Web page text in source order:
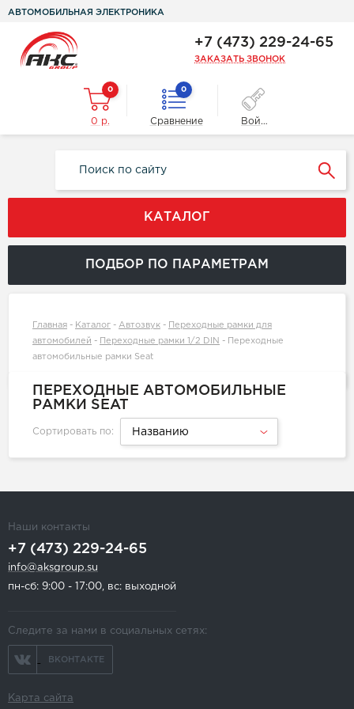
АВТОМОБИЛЬНАЯ ЭЛЕКТРОНИКА
+7 (473) 229-24-65
ЗАКАЗАТЬ ЗВОНОК
0
0 р.
0
Сравнение Войти
КАТАЛОГ
ПОДБОР ПО ПАРАМЕТРАМ
Главная - Каталог - Автозвук -
Переходные рамки для
автомобилей - Переходные рамки 1/2 DIN -
Переходные
автомобильные рамки Seat
ПЕРЕХОДНЫЕ АВТОМОБИЛЬНЫЕ
РАМКИ SEAT
Сортировать по: Названию
Наши контакты
+7 (473) 229-24-65
info@aksgroup.su
пн-сб: 9:00 - 17:00, вс: выходной
Следите за нами в социальных сетях:
ВКОНТАКТЕ
Карта сайта